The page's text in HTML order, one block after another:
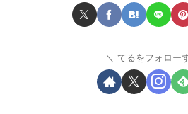
てるをフォロー